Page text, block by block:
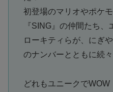
初登場のマリオやポケ
『SING』の仲間たち
ローキティらが、にぎ
のナンバーとともに続々
どれもユニークで